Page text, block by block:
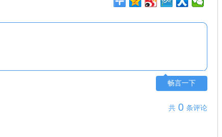
畅言一下
共 0 条评论